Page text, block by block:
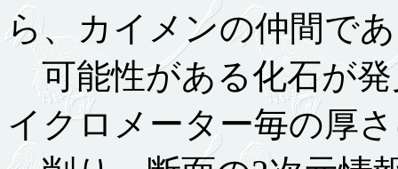
ら、カイメンの仲間で
可能性がある化石が発
イクロメーター毎の厚